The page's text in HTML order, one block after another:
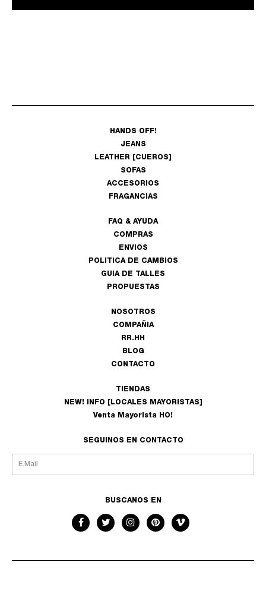
HANDS OFF!
JEANS
LEATHER [CUEROS]
SOFAS
ACCESORIOS
FRAGANCIAS
FAQ & AYUDA
COMPRAS
ENVIOS
POLITICA DE CAMBIOS
GUIA DE TALLES
PROPUESTAS
NOSOTROS
COMPAÑIA
RR.HH
BLOG
CONTACTO
TIENDAS
NEW! INFO [LOCALES MAYORISTAS]
Venta Mayorista HO!
SEGUINOS EN CONTACTO
BUSCANOS EN